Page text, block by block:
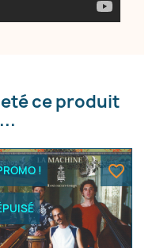
ce produit
! favorite_border
liste d'envies